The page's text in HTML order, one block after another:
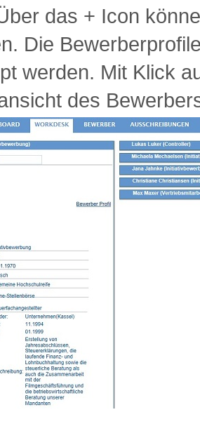
das + Icon
Die
werden. Mit Klick
des